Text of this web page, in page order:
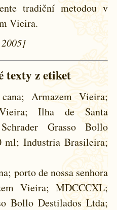
tradiční metodou v
Vieira.
texty z etiket
Armazem Vieira;
Ilha de Santa
Grasso Bollo
ml; Industria Brasileira;
porto de nossa senhora
Vieira; MDCCCXL;
Bollo Destilados Ltda;